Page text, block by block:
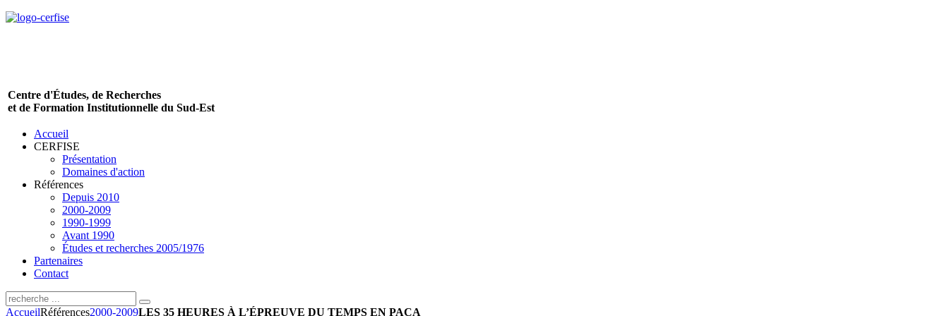
Centre d'Études, de Recherches
et de Formation Institutionnelle du Sud-Est
Accueil
CERFISE
Présentation
Domaines d'action
Références
Depuis 2010
2000-2009
1990-1999
Avant 1990
Études et recherches 2005/1976
Partenaires
Contact
AccueilRéférences2000-2009LES 35 HEURES À L’ÉPREUVE DU TEMPS EN PACA